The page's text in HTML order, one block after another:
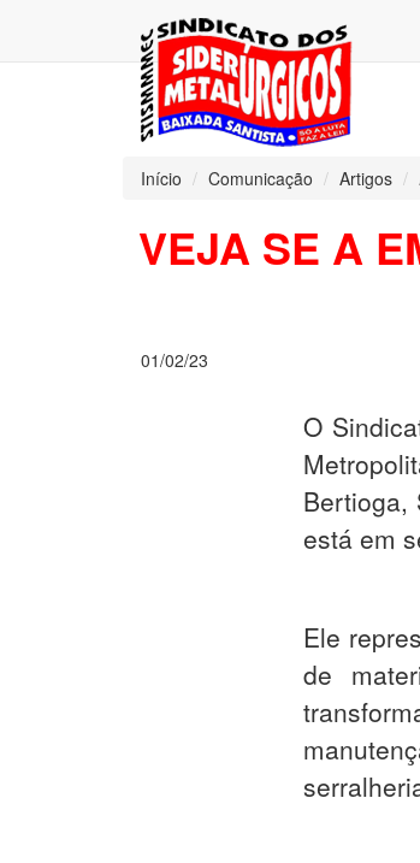
Início Comunicação Artigos
VEJA SE A
01/02/23
O
Bertioga,
está em
Ele
de